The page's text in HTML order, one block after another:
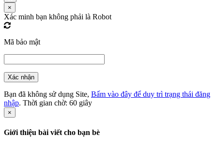
×
Xác minh bạn không phải là Robot
Mã bảo mật
Xác nhận
Bạn đã không sử dụng Site, Bấm vào đây để duy trì trạng thái đăng
nhập. Thời gian chờ: 60 giây
×
Giới thiệu bài viết cho bạn bè